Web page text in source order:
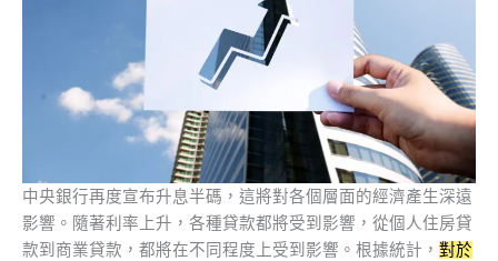
中央銀行再度宣布升息半碼，這將對各個層面的經濟產生深遠
影響。隨著利率上升，各種貸款都將受到影響，從個人住房貸
款到商業貸款，都將在不同程度上受到影響。根據統計， 對於